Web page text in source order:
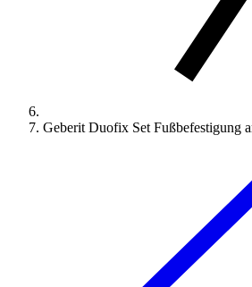
Geberit Duofix Set Fußbefestigung